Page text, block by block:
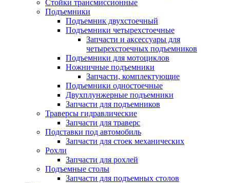
Стойки трансмиссионные
Подъемники
Подъемник двухстоечный
Подъемники четырехстоечные
Запчасти и аксессуары для
четырехстоечных подъемников
Подъемники для мотоциклов
Ножничные подъемники
Запчасти, комплектующие
Подъемники одностоечные
Двухплунжерные подъемники
Запчасти для подъемников
Траверсы гидравлические
Запчасти для траверс
Подставки под автомобиль
Запчасти для стоек механических
Рохли
Запчасти для рохлей
Подъемные столы
Запчасти для подъемных столов